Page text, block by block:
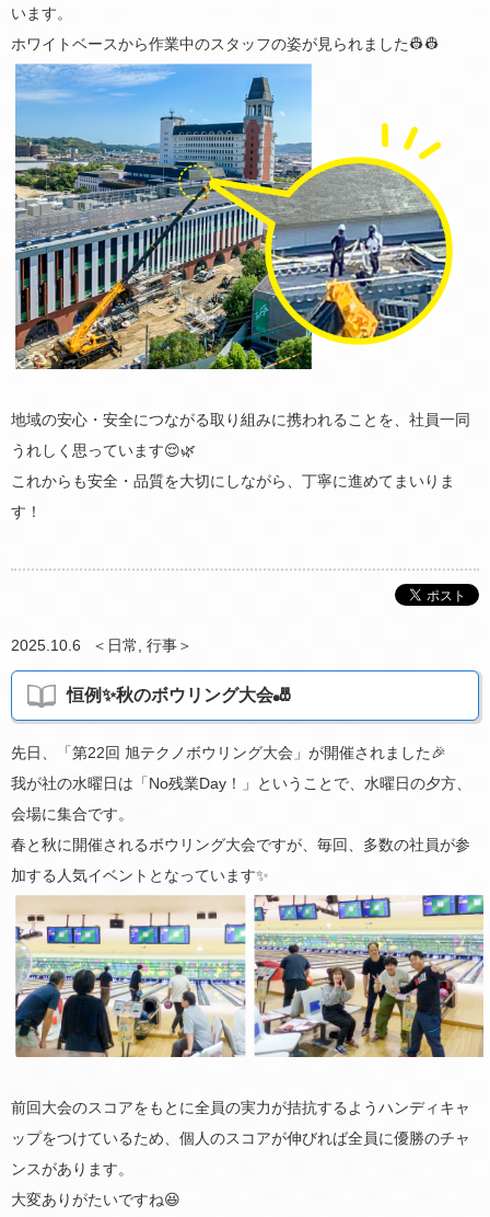
います。
ホワイトベースから作業中のスタッフの姿が見られました👷‍👷‍
地域の安心・安全につながる取り組みに携われることを、社員一同
うれしく思っています😌🌿
これからも安全・品質を大切にしながら、丁寧に進めてまいりま
す！
2025.10.6 ＜ 日常, 行事＞
恒例✨秋のボウリング大会🎳
先日、「第22回 旭テクノボウリング大会」が開催されました🎉
我が社の水曜日は「No残業Day！」ということで、水曜日の夕方、
会場に集合です。
春と秋に開催されるボウリング大会ですが、毎回、多数の社員が参
加する人気イベントとなっています✨
前回大会のスコアをもとに全員の実力が拮抗するようハンディキャ
ップをつけているため、個人のスコアが伸びれば全員に優勝のチャ
ンスがあります。
大変ありがたいですね😆